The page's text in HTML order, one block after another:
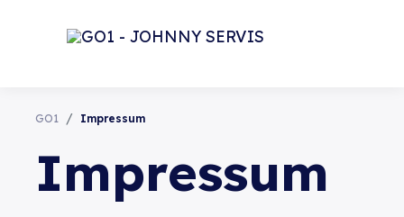
GO1 Impressum
Impressum